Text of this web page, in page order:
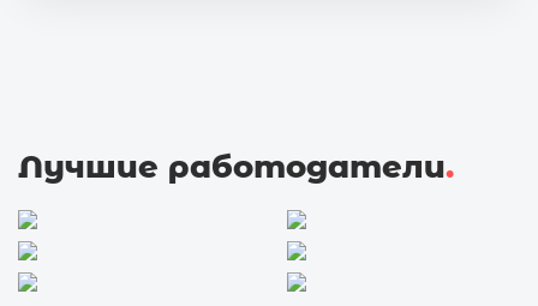
Лучшие работодатели.